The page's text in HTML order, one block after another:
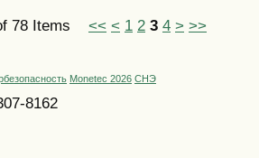
78 Items << < 1 2 3 4 > >>
Monetec 2026 СНЭ
8162